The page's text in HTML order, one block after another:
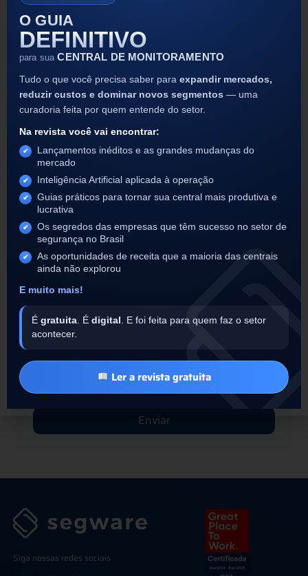
O monitoramento de alarmes no Brasil acaba de entrar
em uma nova era. O Segware SIGMA AI é o primeiro
software do mercado a oferecer
LEIA MAIS
Ei, você!
Sim, você mesmo que está querendo
desbloquear o nível mestre das soluções
Segware, e ainda ficar por dentro das
novidades mais quentes do mundo da
segurança eletrônica.
Chega mais e se inscreve na nossa newsletter!
Enviar
Siga nossas redes sociais
O GUIA
DEFINITIVO
para sua CENTRAL DE MONITORAMENTO
Tudo o que você precisa saber para expandir mercados,
reduzir custos e dominar novos segmentos — uma
curadoria feita por quem entende do setor.
Na revista você vai encontrar:
Lançamentos inéditos e as grandes mudanças do
mercado
Inteligência Artificial aplicada à operação
Guias práticos para tornar sua central mais produtiva e
lucrativa
Os segredos das empresas que têm sucesso no setor de
segurança no Brasil
As oportunidades de receita que a maioria das centrais
ainda não explorou
E muito mais!
É gratuita. É digital . E foi feita para quem faz o setor
acontecer.
Ler a revista gratuita